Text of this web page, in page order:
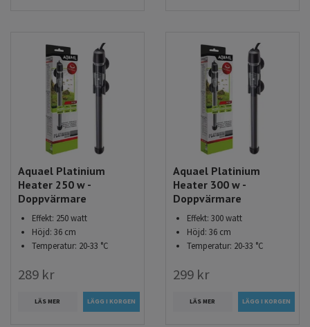
Aquael Platinium
Heater 250 w -
Doppvärmare
Effekt: 250 watt
Höjd: 36 cm
Temperatur: 20-33 °C
289 kr
LÄS MER
Aquael Platinium
Heater 300 w -
Doppvärmare
Effekt: 300 watt
Höjd: 36 cm
Temperatur: 20-33 °C
299 kr
LÄS MER